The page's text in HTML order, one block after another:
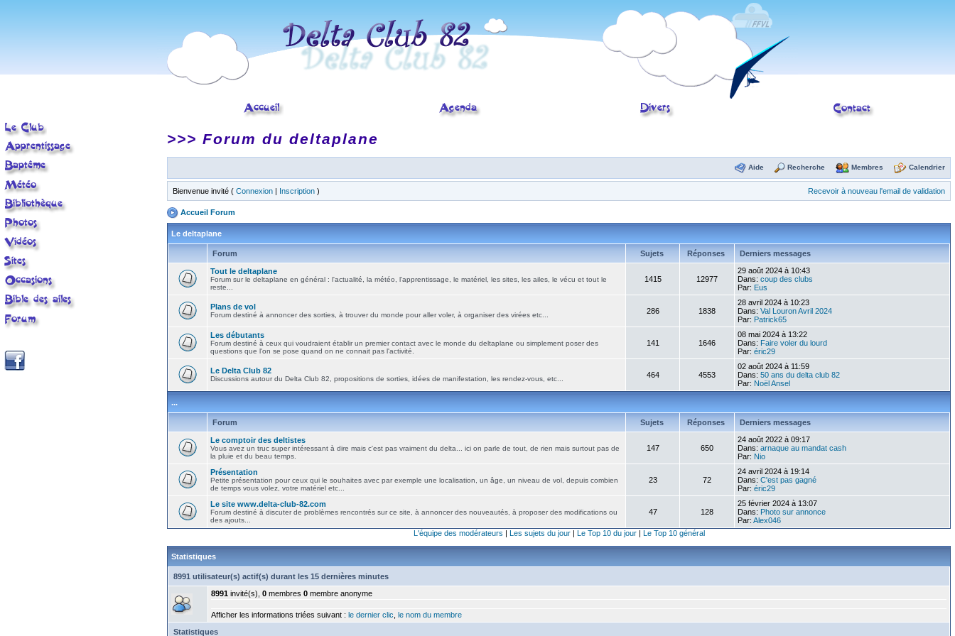
>>> Forum du deltaplane
Aide Recherche Membres Calendrier
Bienvenue invité ( Connexion | Inscription ) Recevoir à nouveau l'email de validation
Accueil Forum
Le deltaplane
Forum Sujets Réponses Derniers messages
Tout le deltaplane
Forum sur le deltaplane en général : l'actualité, la météo, l'apprentissage, le matériel, les sites, les ailes, le vécu et tout le
reste...
1415 12977
29 août 2024 à 10:43
Dans: coup des clubs
Par: Eus
Plans de vol
Forum destiné à annoncer des sorties, à trouver du monde pour aller voler, à organiser des virées etc... 286 1838
28 avril 2024 à 10:23
Dans: Val Louron Avril 2024
Par: Patrick65
Les débutants
Forum destiné à ceux qui voudraient établir un premier contact avec le monde du deltaplane ou simplement poser des
questions que l'on se pose quand on ne connait pas l'activité.
141 1646
08 mai 2024 à 13:22
Dans: Faire voler du lourd
Par: éric29
Le Delta Club 82
Discussions autour du Delta Club 82, propositions de sorties, idées de manifestation, les rendez-vous, etc... 464 4553
02 août 2024 à 11:59
Dans: 50 ans du delta club 82
Par: Noël Ansel
...
Forum Sujets Réponses Derniers messages
Le comptoir des deltistes
Vous avez un truc super intéressant à dire mais c'est pas vraiment du delta... ici on parle de tout, de rien mais surtout pas de
la pluie et du beau temps.
147 650
24 août 2022 à 09:17
Dans: arnaque au mandat cash
Par: Nio
Présentation
Petite présentation pour ceux qui le souhaites avec par exemple une localisation, un âge, un niveau de vol, depuis combien
de temps vous volez, votre matériel etc...
23 72
24 avril 2024 à 19:14
Dans: C'est pas gagné
Par: éric29
Le site www.delta-club-82.com
Forum destiné à discuter de problèmes rencontrés sur ce site, à annoncer des nouveautés, à proposer des modifications ou
des ajouts...
47 128
25 février 2024 à 13:07
Dans: Photo sur annonce
Par: Alex046
L'équipe des modérateurs | Les sujets du jour| Le Top 10 du jour| Le Top 10 général
Statistiques
8991 utilisateur(s) actif(s) durant les 15 dernières minutes
8991 invité(s), 0 membres 0 membre anonyme
Afficher les informations triées suivant : le dernier clic le nom du membre
Statistiques